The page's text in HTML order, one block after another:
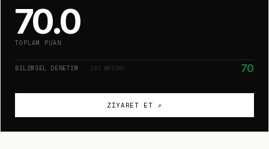
70.0
TOPLAM PUAN
BILIMSEL DENETIM · 1ST MOTORU 70
ZIYARET ET ↗